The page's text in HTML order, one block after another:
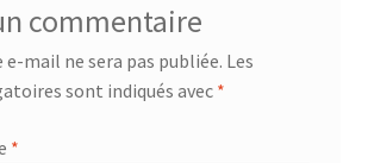
commentaire
e-mail ne sera pas publiée. Les
sont indiqués avec *
*